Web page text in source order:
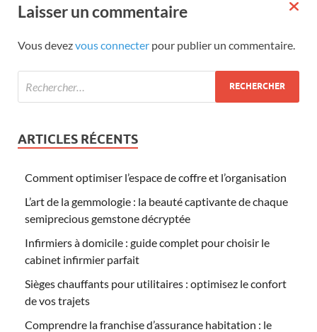
Laisser un commentaire
Vous devezvous connecter pour publier un commentaire.
ARTICLES RÉCENTS
Comment optimiser l’espace de coffre et l’organisation
L’art de la gemmologie : la beauté captivante de chaque
semiprecious gemstone décryptée
Infirmiers à domicile : guide complet pour choisir le
cabinet infirmier parfait
Sièges chauffants pour utilitaires : optimisez le confort
de vos trajets
Comprendre la franchise d’assurance habitation : le